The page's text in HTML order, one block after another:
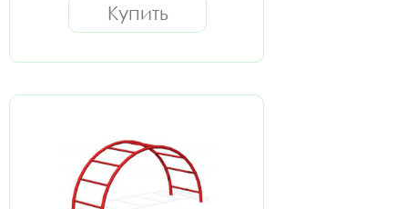
Купить